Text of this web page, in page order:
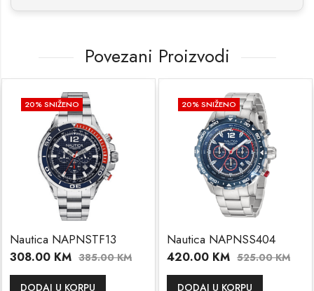
Povezani Proizvodi
20% SNIŽENO
Nautica NAPNSTF13
308.00 KM 385.00KM
DODAJ U KORPU
20% SNIŽENO
Nautica NAPNSS404
420.00 KM 525.00KM
DODAJ U KORPU